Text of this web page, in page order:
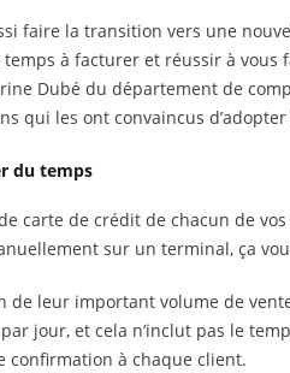
faire la transition vers une
à facturer et réussir à vous
Dubé du département de
qui les ont convaincus
du temps
carte de crédit de chacun de
sur un terminal, ça
de leur important volume de
jour, et cela n’inclut pas le
confirmation à chaque client.